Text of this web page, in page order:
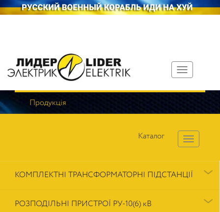
Toggle
navigation
Продукція
Каталог
КОМПЛЕКТНІ ТРАНСФОРМАТОРНІ ПІДСТАНЦІЇ
РОЗПОДІЛЬНІ ПРИСТРОЇ РУ-10(6) кВ